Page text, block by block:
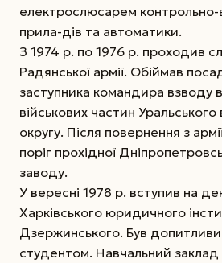
електрослюсарем контрольно-
прила-дів та автоматики.
З 1974 р. по 1976 р. проходив
Радянської армії. Обіймав
заступника командира взводу в
військових частин Уральського
округу. Після повернення з
поріг прохідної
заводу.
У вересні 1978 р. вступив на
Харківського юридичного
Дзержинського. Був
студентом. Навчальний заклад